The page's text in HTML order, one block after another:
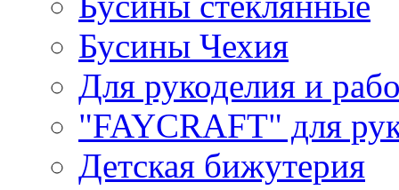
Бусины Чехия
Для рукоделия и
"FAYCRAFT" для
Детская бижутерия